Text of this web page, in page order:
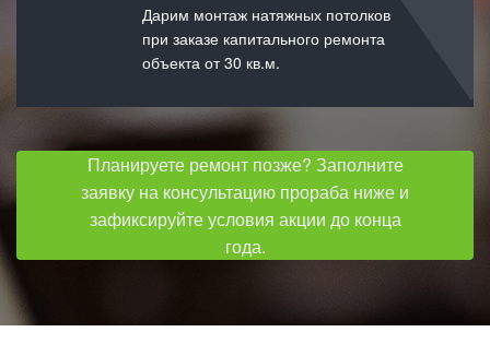
Дарим монтаж натяжных потолков
при заказе капитального ремонта
объекта от 30 кв.м.
Планируете ремонт позже? Заполните
заявку на консультацию прораба ниже и
зафиксируйте условия акции до конца
года.